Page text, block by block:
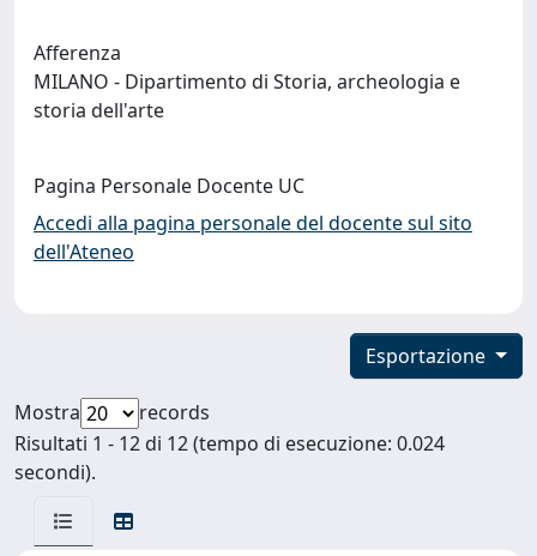
Afferenza
MILANO - Dipartimento di Storia, archeologia e
storia dell'arte
Pagina Personale Docente UC
Accedi alla pagina personale del docente sul sito
dell'Ateneo
Esportazione
Mostra
records
Risultati 1 - 12 di 12 (tempo di esecuzione: 0.024
secondi).